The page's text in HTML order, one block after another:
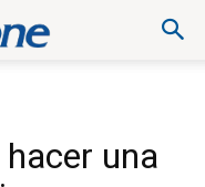
una